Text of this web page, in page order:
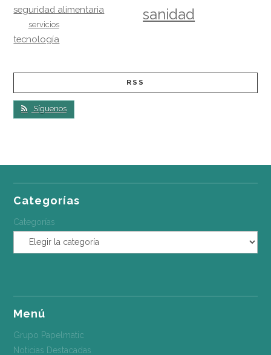
sanidad
seguridad alimentaria
servicios
tecnología
RSS
Síguenos
Categorías
Categorías
Menú
Grupo Papelmatic
Noticias Destacadas